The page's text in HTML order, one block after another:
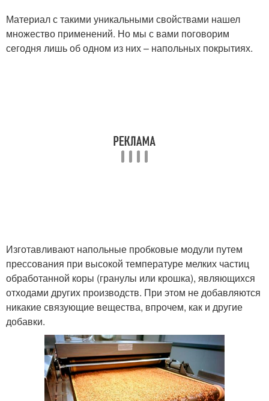
Материал с такими уникальными свойствами нашел
множество применений. Но мы с вами поговорим
сегодня лишь об одном из них – напольных покрытиях.
Изготавливают напольные пробковые модули путем
прессования при высокой температуре мелких частиц
обработанной коры (гранулы или крошка), являющихся
отходами других производств. При этом не добавляются
никакие связующие вещества, впрочем, как и другие
добавки.